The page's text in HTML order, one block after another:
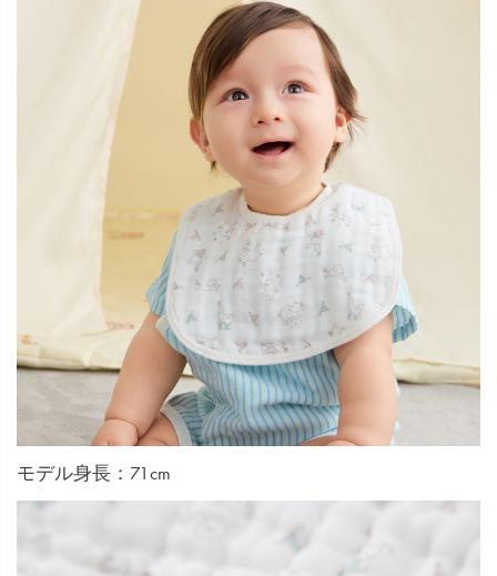
モデル身長：71cm